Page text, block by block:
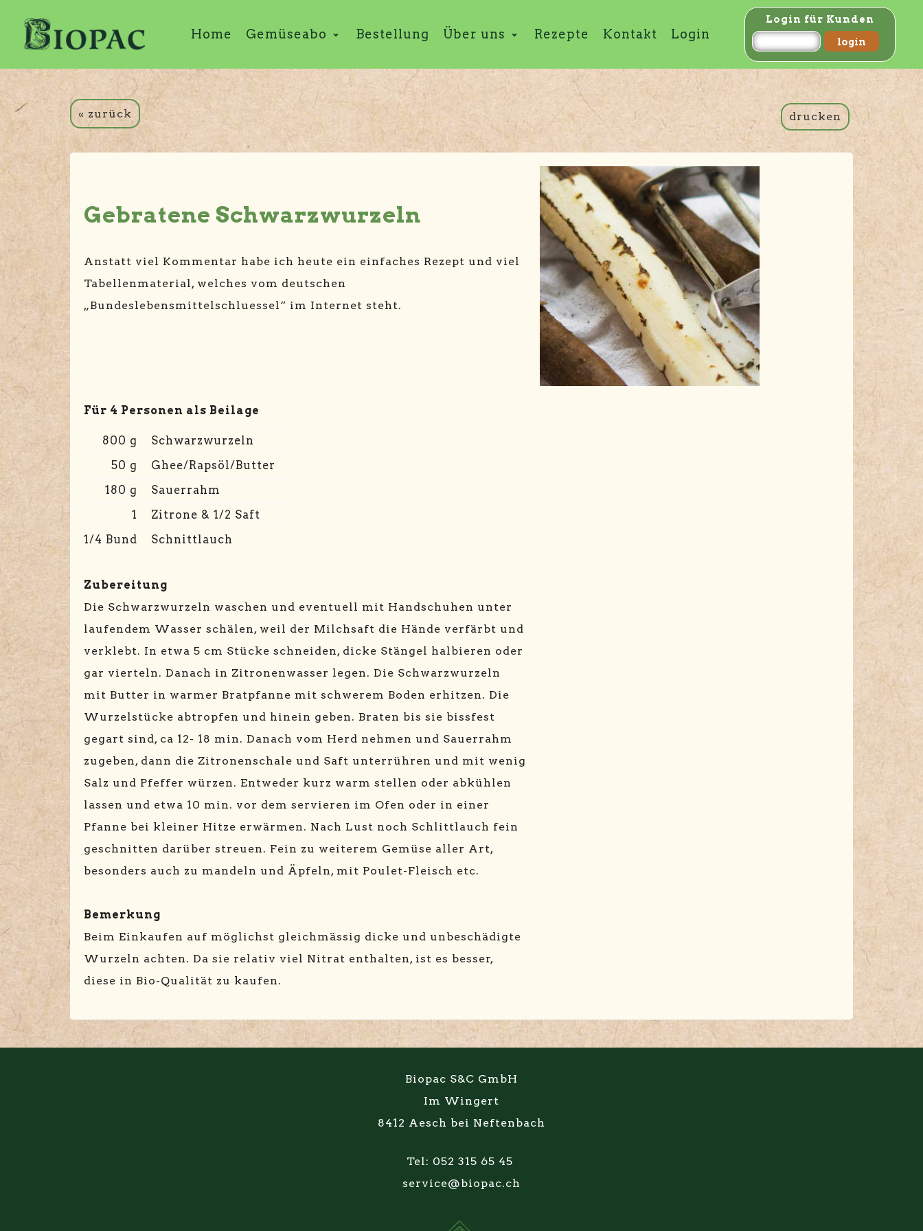
Login für Kunden
Home Gemüseabo Bestellung Über uns Rezepte Kontakt Login
« zurück drucken
Gebratene Schwarzwurzeln
Anstatt viel Kommentar habe ich heute ein einfaches Rezept und viel
Tabellenmaterial, welches vom deutschen
„Bundeslebensmittelschluessel“ im Internet steht.
Für 4 Personen als Beilage
800 g
Schwarzwurzeln
50 g
Ghee/Rapsöl/Butter
180 g
Sauerrahm
1
Zitrone & 1/2 Saft
1/4 Bund
Schnittlauch
Zubereitung
Die Schwarzwurzeln waschen und eventuell mit Handschuhen unter
laufendem Wasser schälen, weil der Milchsaft die Hände verfärbt und
verklebt. In etwa 5 cm Stücke schneiden, dicke Stängel halbieren oder
gar vierteln. Danach in Zitronenwasser legen. Die Schwarzwurzeln
mit Butter in warmer Bratpfanne mit schwerem Boden erhitzen. Die
Wurzelstücke abtropfen und hinein geben. Braten bis sie bissfest
gegart sind, ca 12- 18 min. Danach vom Herd nehmen und Sauerrahm
zugeben, dann die Zitronenschale und Saft unterrühren und mit wenig
Salz und Pfeffer würzen. Entweder kurz warm stellen oder abkühlen
lassen und etwa 10 min. vor dem servieren im Ofen oder in einer
Pfanne bei kleiner Hitze erwärmen. Nach Lust noch Schlittlauch fein
geschnitten darüber streuen. Fein zu weiterem Gemüse aller Art,
besonders auch zu mandeln und Äpfeln, mit Poulet-Fleisch etc.
Bemerkung
Beim Einkaufen auf möglichst gleichmässig dicke und unbeschädigte
Wurzeln achten. Da sie relativ viel Nitrat enthalten, ist es besser,
diese in Bio-Qualität zu kaufen.
Biopac S&C GmbH
Im Wingert
8412 Aesch bei Neftenbach
Tel: 052 315 65 45
service@biopac.ch